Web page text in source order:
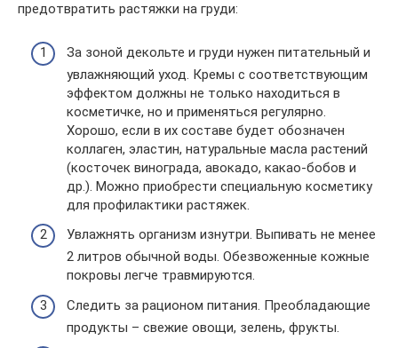
предотвратить растяжки на груди:
За зоной декольте и груди нужен питательный и
увлажняющий уход. Кремы с соответствующим
эффектом должны не только находиться в
косметичке, но и применяться регулярно.
Хорошо, если в их составе будет обозначен
коллаген, эластин, натуральные масла растений
(косточек винограда, авокадо, какао-бобов и
др.). Можно приобрести специальную косметику
для профилактики растяжек.
Увлажнять организм изнутри. Выпивать не менее
2 литров обычной воды. Обезвоженные кожные
покровы легче травмируются.
Следить за рационом питания. Преобладающие
продукты – свежие овощи, зелень, фрукты.